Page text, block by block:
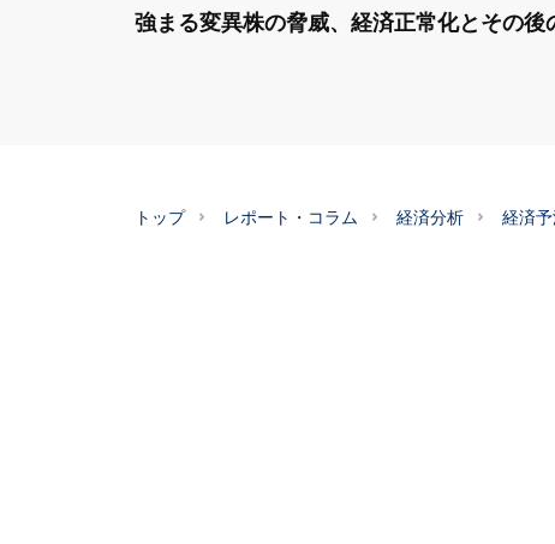
強まる変異株の脅威、経済正常化とその
トップ レポート・コラム 経済分析 経済予